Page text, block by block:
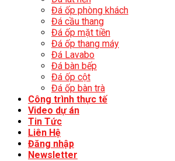
Đá ốp phòng khách
Đá cầu thang
Đá ốp mặt tiền
Đá ốp thang máy
Đá Lavabo
Đá bàn bếp
Đá ốp cột
Đá ốp bàn trà
Công trình thực tế
Video dự án
Tin Tức
Liên Hệ
Đăng nhập
Newsletter